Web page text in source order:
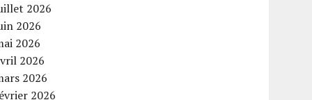
2026
2026
2026
2026
2026
2026